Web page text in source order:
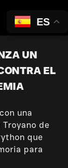
UN
EL
una
de
que
para
ES